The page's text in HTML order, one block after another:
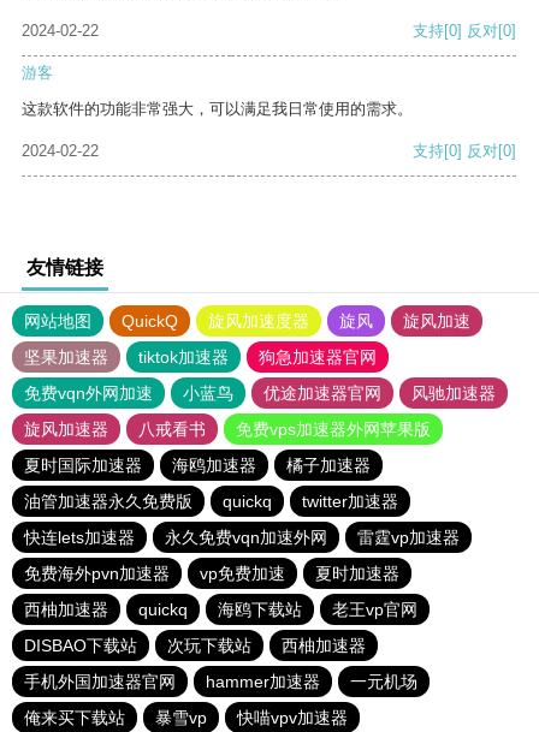
2024-02-22 支持[0] 反对[0]
游客
这款软件的功能非常强大，可以满足我日常使用的需求。
2024-02-22 支持[0] 反对[0]
友情链接
网站地图 QuickQ 旋风加速度器 旋风
旋风加速
坚果加速器
tiktok加速器
狗急加速器官网
免费vqn外网加速
小蓝鸟 优途加速器官网
风驰加速器
旋风加速器
八戒看书
免费vps加速器外网苹果版
夏时国际加速器
海鸥加速器
橘子加速器
油管加速器永久免费版
quickq
twitter加速器
快连lets加速器
永久免费vqn加速外网
雷霆vp加速器
免费海外pvn加速器
vp免费加速
夏时加速器
西柚加速器
quickq 海鸥下载站
老王vp官网
DISBAO下载站
次玩下载站
西柚加速器
手机外国加速器官网
hammer加速器
一元机场
俺来买下载站
暴雪vp 快喵vpv加速器